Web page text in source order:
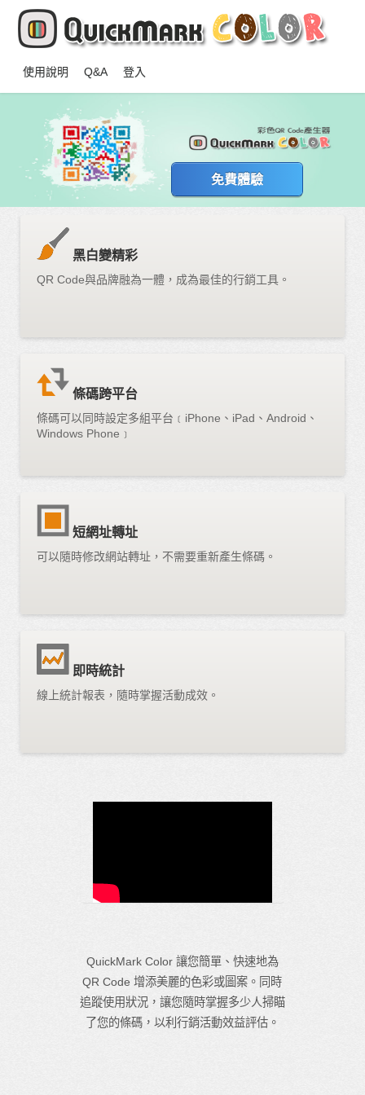
使用說明 Q&A 登入
免費體驗
黑白變精彩
QR Code與品牌融為一體，成為最佳的行銷工具。
條碼跨平台
條碼可以同時設定多組平台﹝iPhone、iPad、Android、
Windows Phone﹞
短網址轉址
可以隨時修改網站轉址，不需要重新產生條碼。
即時統計
線上統計報表，隨時掌握活動成效。
QuickMark Color 讓您簡單、快速地為
QR Code 增添美麗的色彩或圖案。同時
追蹤使用狀況，讓您隨時掌握多少人掃瞄
了您的條碼，以利行銷活動效益評估。